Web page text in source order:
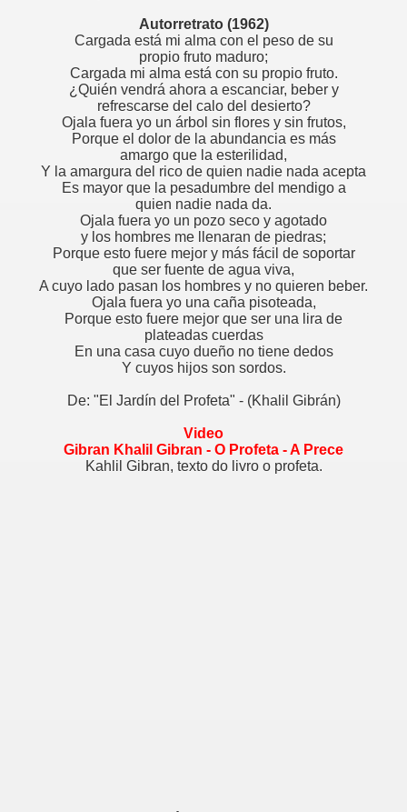
Autorretrato (1962)
Cargada está mi alma con el peso de su
propio fruto maduro;
Cargada mi alma está con su propio fruto.
¿Quién vendrá ahora a escanciar, beber y
refrescarse del calo del desierto?
Ojala fuera yo un árbol sin flores y sin frutos,
Porque el dolor de la abundancia es más
amargo que la esterilidad,
Y la amargura del rico de quien nadie nada acepta
Es mayor que la pesadumbre del mendigo a
quien nadie nada da.
Ojala fuera yo un pozo seco y agotado
y los hombres me llenaran de piedras;
Porque esto fuere mejor y más fácil de soportar
que ser fuente de agua viva,
A cuyo lado pasan los hombres y no quieren beber.
Ojala fuera yo una caña pisoteada,
Porque esto fuere mejor que ser una lira de
plateadas cuerdas
En una casa cuyo dueño no tiene dedos
Y cuyos hijos son sordos.
De: "El Jardín del Profeta" - (Khalil Gibrán)
Video
Gibran Khalil Gibran - O Profeta - A Prece
Kahlil Gibran, texto do livro o profeta.